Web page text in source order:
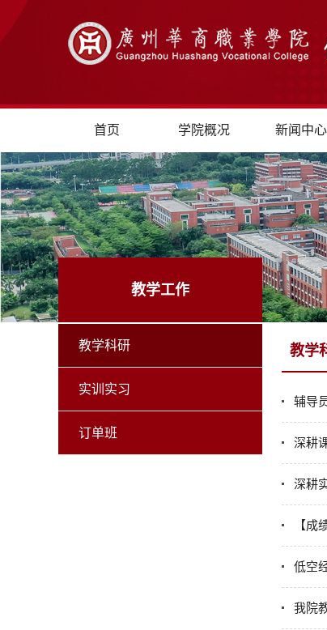
首页 学院概况 新闻中心
教学工作
教学科研
实训实习
订单班
教学
辅导
深耕
深耕
【成
低空
我院